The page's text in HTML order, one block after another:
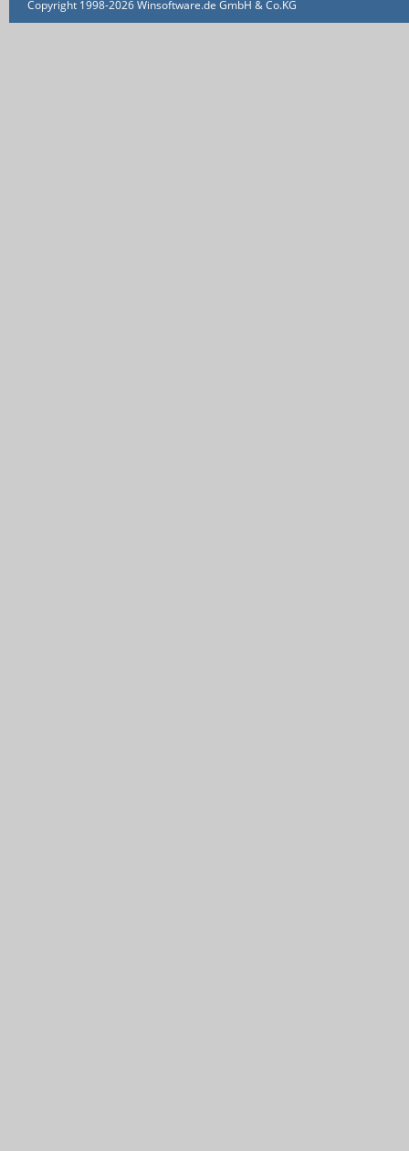
Copyright 1998-2026 Winsoftware.de GmbH & Co.KG